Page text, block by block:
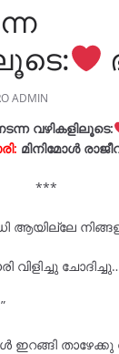
ADMIN
വഴികളിലൂടെ:
മിനിമോൾ
***
ആയില്ലേ
വിളിച്ചു
ഇറങ്ങി താഴേക്കു